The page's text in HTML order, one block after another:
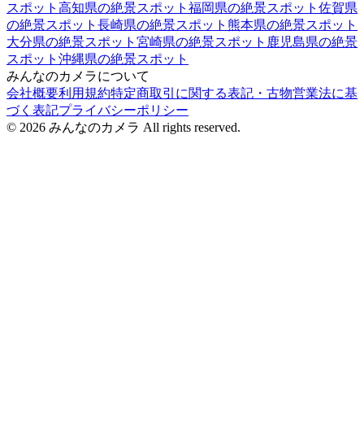
スポット 高知県の絶景スポット 福岡県の絶景スポット 佐賀県
の絶景スポット 長崎県の絶景スポット 熊本県の絶景スポット
大分県の絶景スポット 宮崎県の絶景スポット 鹿児島県の絶景
スポット 沖縄県の絶景スポット
みんなのカメラについて
会社概要利用規約特定商取引に関する表記・古物営業法に基
づく表記プライバシーポリシー
© 2026 みんなのカメラ All rights reserved.